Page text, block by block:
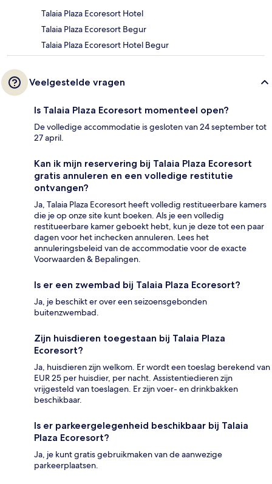
Talaia Plaza Ecoresort Hotel
Talaia Plaza Ecoresort Begur
Talaia Plaza Ecoresort Hotel Begur
Veelgestelde vragen
Is Talaia Plaza Ecoresort momenteel open?
De volledige accommodatie is gesloten van 24 september tot
27 april.
Kan ik mijn reservering bij Talaia Plaza Ecoresort
gratis annuleren en een volledige restitutie
ontvangen?
Ja, Talaia Plaza Ecoresort heeft volledig restitueerbare kamers
die je op onze site kunt boeken. Als je een volledig
restitueerbare kamer geboekt hebt, kun je deze tot een paar
dagen voor het inchecken annuleren. Lees het
annuleringsbeleid van de accommodatie voor de exacte
Voorwaarden & Bepalingen.
Is er een zwembad bij Talaia Plaza Ecoresort?
Ja, je beschikt er over een seizoensgebonden
buitenzwembad.
Zijn huisdieren toegestaan bij Talaia Plaza
Ecoresort?
Ja, huisdieren zijn welkom. Er wordt een toeslag berekend van
EUR 25 per huisdier, per nacht. Assistentiedieren zijn
vrijgesteld van toeslagen. Er zijn voer- en drinkbakken
beschikbaar.
Is er parkeergelegenheid beschikbaar bij Talaia
Plaza Ecoresort?
Ja, je kunt gratis gebruikmaken van de aanwezige
parkeerplaatsen.